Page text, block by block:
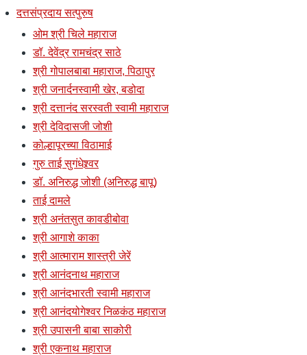
दत्तसंप्रदाय सत्पुरुष
ओम श्री चिले महाराज
डॉ. देवेंद्र रामचंद्र साठे
श्री गोपालबाबा महाराज, पिठापुर
श्री जनार्दनस्वामी खेर, बडोदा
श्री दत्तानंद सरस्वती स्वामी महाराज
श्री देविदासजी जोशी
कोल्हापूरच्या विठामाई
गुरु ताई सुगंधेश्र्वर
डॉ. अनिरुद्ध जोशी (अनिरुद्ध बापू)
ताई दामले
श्री अनंतसुत कावडीबोवा
श्री आगाशे काका
श्री आत्माराम शास्त्री जेरें
श्री आनंदनाथ महाराज
श्री आनंदभारती स्वामी महाराज
श्री आनंदयोगेश्वर निळकंठ महाराज
श्री उपासनी बाबा साकोरी
श्री एकनाथ महाराज